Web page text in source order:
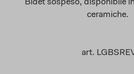
Bidet sospeso, disponibile
ceramiche.
art.